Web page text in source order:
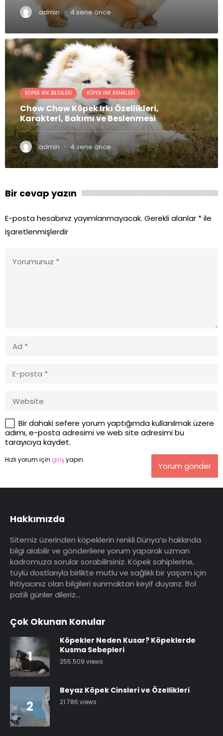
admin · 4 sene önce
KÖPEK IRK BILGILERI KÖPEK IRK RENKLERI
Chow Chow Köpek Irkı Özellikleri,
Karakteri, Bakımı ve Beslenmesi
admin · 4 sene önce
Bir cevap yazın
E-posta hesabınız yayımlanmayacak. Gerekli alanlar *ile
işaretlenmişlerdir
Bir dahaki sefere yorum yaptığımda kullanılmak üzere
adımı, e-posta adresimi ve web site adresimi bu
tarayıcıya kaydet.
Hızlı yorum için girişyapın.
Yorum gönder
Hakkımızda
Sitemiz üzerinden köpeklerin renkli Dünya’sı hakkında
bilgi alabilir ve gönderilere yorum yaparak uzman
kadromuza sorular sorabilirsiniz. Köpek sahiplerine,
tüylü dostlarıyla birlikte mutlu ve sağlıklı bir yaşam için
ihtiyacınız olan bilgileri sunmaktan keyif duyarız. Bol
patili günler dileriz…
Çok Okunan Konular
1
Köpekler Neden Kusar? Köpeklerde
Kusma Sebepleri
255.509 views
2
Beyaz Köpek Cinsleri ve Özellikleri
21.786 views